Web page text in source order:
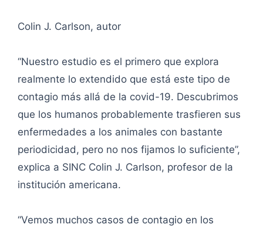
Colin J. Carlson, autor
“Nuestro estudio es el primero que explora
realmente lo extendido que está este tipo de
contagio más allá de la covid-19. Descubrimos
que los humanos probablemente trasfieren sus
enfermedades a los animales con bastante
periodicidad, pero no nos fijamos lo suficiente”,
explica a SINC Colin J. Carlson, profesor de la
institución americana.
“Vemos muchos casos de contagio en los